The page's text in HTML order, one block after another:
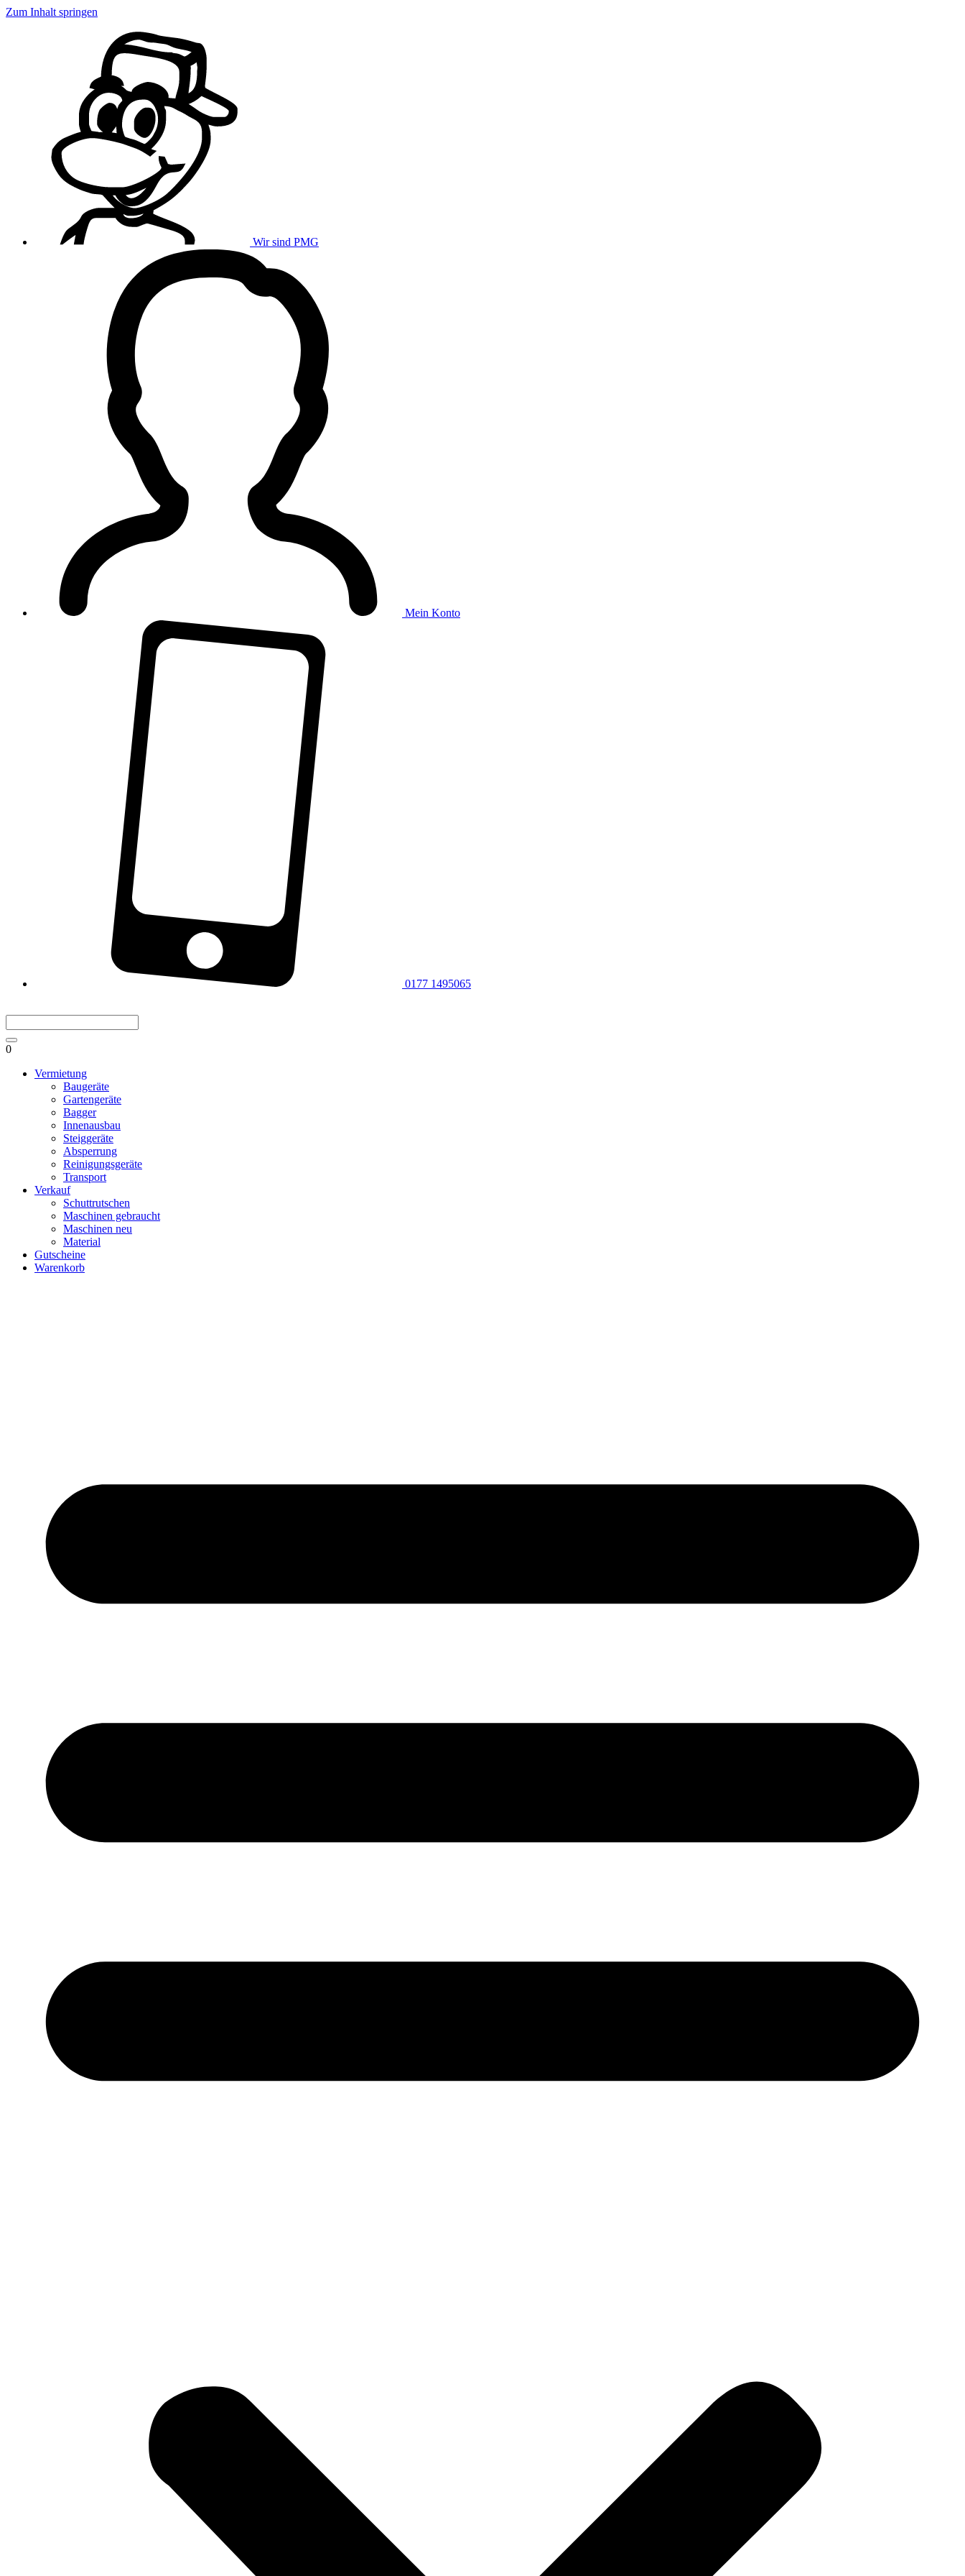
Zum Inhalt springen
Wir sind PMG
Mein Konto
0177 1495065
0
Vermietung
Baugeräte
Gartengeräte
Bagger
Innenausbau
Steiggeräte
Absperrung
Reinigungsgeräte
Transport
Verkauf
Schuttrutschen
Maschinen gebraucht
Maschinen neu
Material
Gutscheine
Warenkorb